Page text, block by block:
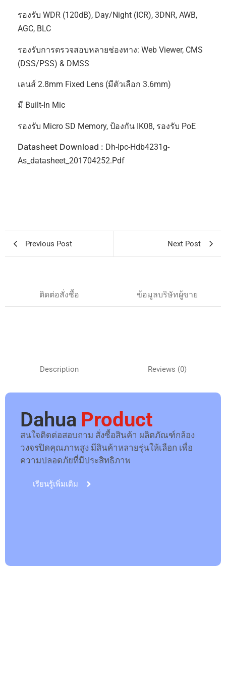
รองรับ WDR (120dB), Day/Night (ICR), 3DNR, AWB,
AGC, BLC
รองรับการตรวจสอบหลายช่องทาง: Web Viewer, CMS
(DSS/PSS) & DMSS
เลนส์ 2.8mm Fixed Lens (มีตัวเลือก 3.6mm)
มี Built-In Mic
รองรับ Micro SD Memory, ป้องกัน IK08, รองรับ PoE
Datasheet Download : Dh-Ipc-Hdb4231g-
As_datasheet_201704252.pdf
Previous Post Next Post
ติดต่อสั่งซื้อ ข้อมูลบริษัทผู้ขาย
Description Reviews (0)
Dahua Product
สนใจติดต่อสอบถาม สั่งซื้อสินค้า ผลิตภัณฑ์กล้อง
วงจรปิดคุณภาพสูง มีสินค้าหลายรุ่นให้เลือก เพื่อ
ความปลอดภัยที่มีประสิทธิภาพ
เรียนรู้เพิ่มเติม